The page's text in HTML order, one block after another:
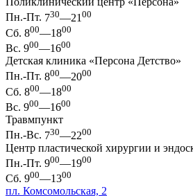
Пн.-Пт. 730—21 00
Сб. 800—1800
Вс. 900—1600
Детская клиника «Персона Детство»
Пн.-Пт. 800—2000
Сб. 800—1800
Вс. 900—1600
Травмпункт
Пн.-Вс. 730—2200
Центр пластической хирургии и
Пн.-Пт. 900—1900
Сб. 900—1300
пл. Комсомольская, 2